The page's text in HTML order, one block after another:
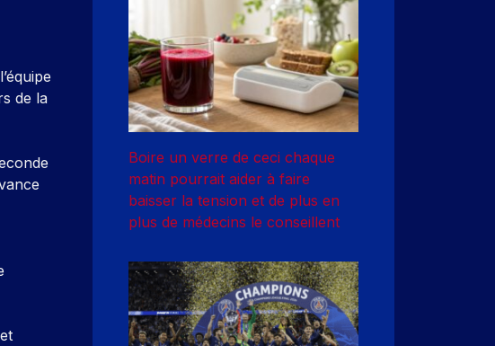
de la
Boire un verre de ceci chaque
matin pourrait aider à faire
baisser la tension et de plus en
plus de médecins le conseillent